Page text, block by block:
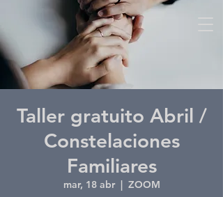
Taller gratuito Abril /
Constelaciones
Familiares
mar, 18 abr
  |
ZOOM